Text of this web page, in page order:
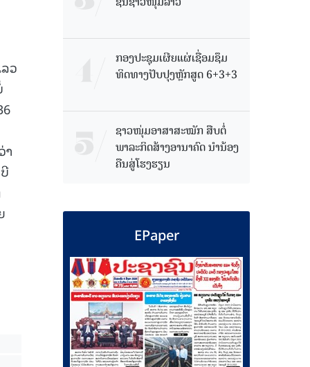
ວ
າ
ກອງປະຊຸມເຜີຍແຜ່ເຊື່ອມຊຶມ
ທິດທາງປັບປຸງຫຼັກສູດ 6+3+3
ຊາວໜຸ່ມອາສາສະໝັກ ສືບຕໍ່
ພາລະກິດສ້າງອານາຄົດ ນໍານ້ອງ
ຄືນສູ່ໂຮງຮຽນ
EPaper